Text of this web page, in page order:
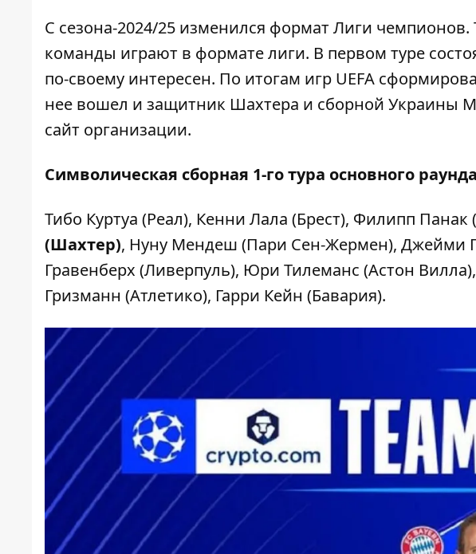
С сезона-2024/25 изменился формат Лиги чемпионов.
команды играют в формате лиги. В первом туре
по-своему интересен. По итогам игр UEFA
нее вошел и защитник Шахтера и сборной Украины
сайт организации.
Символическая сборная 1-го тура основного
Тибо Куртуа (Реал), Кенни Лала (Брест), Филипп Панак
(Шахтер), Нуну Мендеш (Пари Сен-Жермен), Джейми
Гравенберх (Ливерпуль), Юри Тилеманс (Астон
Гризманн (Атлетико), Гарри Кейн (Бавария).